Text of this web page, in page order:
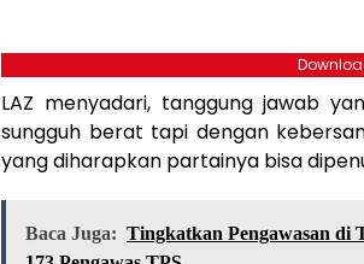
LAZ menyadari, tanggung jawab
sungguh berat tapi dengan
yang diharapkan partainya bisa
Baca Juga: Tingkatkan Pengawasan di